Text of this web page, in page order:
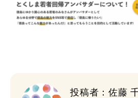
投稿者：佐藤